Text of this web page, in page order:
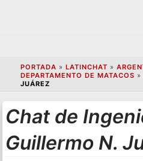
PORTADA » LATINCHAT »
DEPARTAMENTO DE MATACOS »
JUÁREZ
Chat de
Guillermo N.